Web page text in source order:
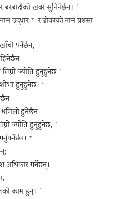
र बरबादीको खबर सुनिनेछैन। +
उद्धार + र ढोकाको नाम प्रशंसा
पर्नेछैन,
ज्योति हुनुहुनेछ +
शोभा हुनुहुनेछ। +
धमिलो हुनेछैन
ज्योति हुनुहुनेछ, +
+
अधिकार गर्नेछन्‌।
काम हुन्‌। +